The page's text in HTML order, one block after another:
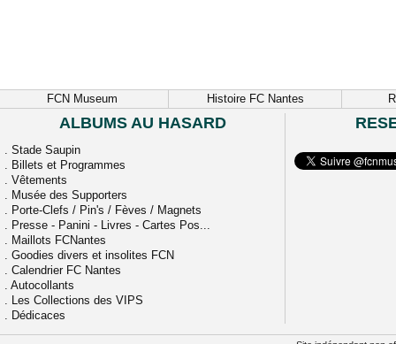
FCN Museum Histoire FC Nantes
ALBUMS AU HASARD
. Stade Saupin
. Billets et Programmes
. Vêtements
. Musée des Supporters
. Porte-Clefs / Pin's / Fèves / Magnets
. Presse - Panini - Livres - Cartes Pos...
. Maillots FCNantes
. Goodies divers et insolites FCN
. Calendrier FC Nantes
. Autocollants
. Les Collections des VIPS
. Dédicaces